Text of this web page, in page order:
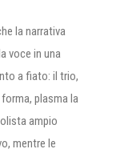
la narrativa
voce in una
a fiato: il trio,
plasma la
ampio
mentre le